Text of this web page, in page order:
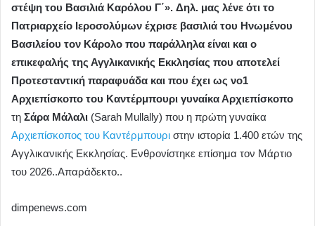
στέψη του Βασιλιά Καρόλου Γ΄». Δηλ. μας λένε ότι το
Πατριαρχείο Ιεροσολύμων έχρισε βασιλιά του Ηνωμένου
Βασιλείου τον Κάρολο που παράλληλα είναι και ο
επικεφαλής της Αγγλικανικής Εκκλησίας που αποτελεί
Προτεσταντική παραφυάδα και που έχει ως νο1
Αρχιεπίσκοπο του Καντέρμπουρι γυναίκα Αρχιεπίσκοπο
τη Σάρα Μάλαλι (Sarah Mullally) που η πρώτη γυναίκα
Αρχιεπίσκοπος του Καντέρμπουρι στην ιστορία 1.400 ετών της
Αγγλικανικής Εκκλησίας. Ενθρονίστηκε επίσημα τον Μάρτιο
του 2026..Απαράδεκτο..
dimpenews.com